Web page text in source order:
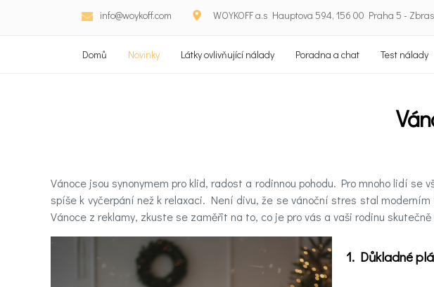
info@woykoff.com WOYKOFF a.s Hauptova 594, 156 00 Praha 5 -
Domů Novinky Látky ovlivňující nálady Poradna a chat Test nálady
Vánoce jsou synonymem pro klid, radost a rodinnou pohodu. Pro mnoho lidí
spíše k vyčerpání než k relaxaci. Není divu, že se vánoční stres stal
Vánoce z reklamy, zkuste se zaměřit na to, co je pro vás a vaši rodinu
1. Důkladné